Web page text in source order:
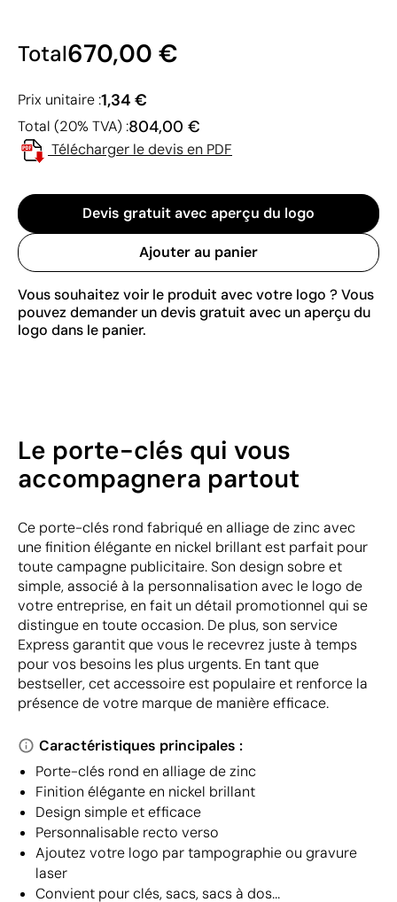
Total670,00 €
Prix unitaire :1,34 €
Total (20% TVA) :804,00 €
Télécharger le devis en PDF
Devis gratuit avec aperçu du logo
Ajouter au panier
Vous souhaitez voir le produit avec votre logo ? Vous
pouvez demander un devis gratuit avec un aperçu du
logo dans le panier.
Le porte-clés qui vous
accompagnera partout
Ce porte-clés rond fabriqué en alliage de zinc avec
une finition élégante en nickel brillant est parfait pour
toute campagne publicitaire. Son design sobre et
simple, associé à la personnalisation avec le logo de
votre entreprise, en fait un détail promotionnel qui se
distingue en toute occasion. De plus, son service
Express garantit que vous le recevrez juste à temps
pour vos besoins les plus urgents. En tant que
bestseller, cet accessoire est populaire et renforce la
présence de votre marque de manière efficace.
Caractéristiques principales :
Porte-clés rond en alliage de zinc
Finition élégante en nickel brillant
Design simple et efficace
Personnalisable recto verso
Ajoutez votre logo par tampographie ou gravure
laser
Convient pour clés, sacs, sacs à dos...